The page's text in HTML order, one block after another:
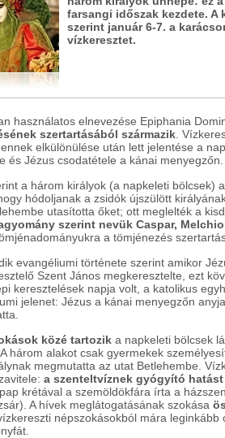
farsangi időszak kezdete. A
szerint január 6-7. a
vízkeresztet.
használatos elnevezése Epiphania
szertartásából származik .
elkülönülése után lett jelentése a
és Jézus csodatétele a kánai menyegzőn.
a három királyok (a napkeleti bölcsek)
hódoljanak a zsidók újszülött
utasította őket; ott meglelték a
szerint nevük Caspar,
a tömjénezés
evangéliumi története szerint amikor
Szent János megkeresztelte, ezt
keresztelések napja volt, a katolikus
jelenet: Jézus a kánai menyegzőn
közé tartozik a napkeleti bölcsek
három alakot csak gyermekek
megmutatta az utat Betlehembe.
a szenteltvíznek gyógyító
krétával a szemöldökfára írta a
A hívek meglátogatásának szokása
népszokásokból mára